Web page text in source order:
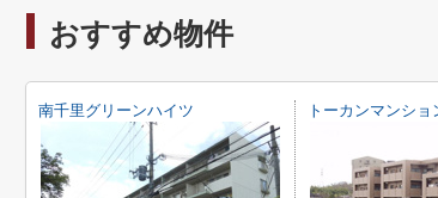
おすすめ物件
南千里グリーンハイツ トーカンマンシ